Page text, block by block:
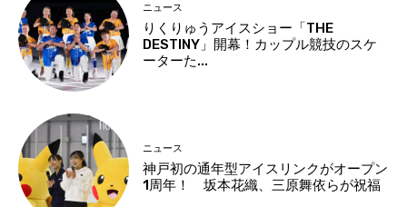
ニュース
りくりゅうアイスショー「THE
DESTINY」開幕！カップル競技のスケ
ーターた...
ニュース
神戸初の通年型アイスリンクがオープン
1周年！ 坂本花織、三原舞依らが祝福